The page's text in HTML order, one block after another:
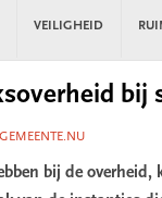
VEILIGHEID
bij
bij de